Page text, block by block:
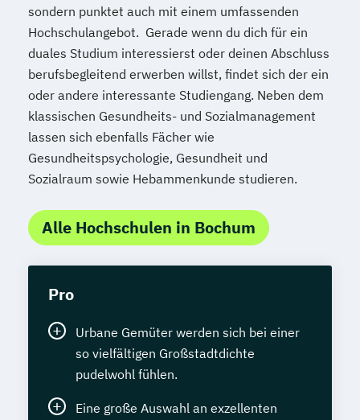
sondern punktet auch mit einem umfassenden
Hochschulangebot. Gerade wenn du dich für ein
duales Studium interessierst oder deinen Abschluss
berufsbegleitend erwerben willst, findet sich der ein
oder andere interessante Studiengang. Neben dem
klassischen Gesundheits- und Sozialmanagement
lassen sich ebenfalls Fächer wie
Gesundheitspsychologie, Gesundheit und
Sozialraum sowie Hebammenkunde studieren.
Alle Hochschulen in Bochum
Pro
Urbane Gemüter werden sich bei einer
so vielfältigen Großstadtdichte
pudelwohl fühlen.
Eine große Auswahl an exzellenten